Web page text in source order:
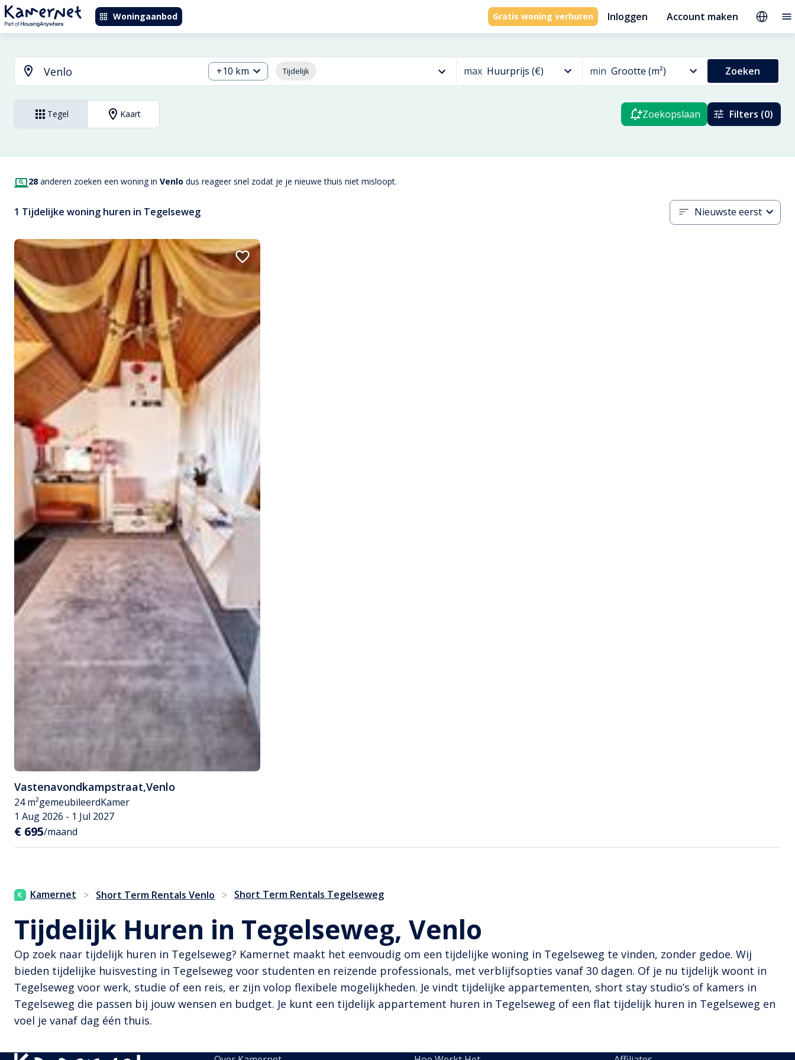
Woningaanbod Gratis woning verhuren Inloggen Account maken
+10 km Tijdelijk max Huurprijs (€) min Grootte (m²) Zoeken
Tegel Kaart Zoekopslaan Filters (0)
28 anderen zoeken een woning in Venlo dus reageer snel zodat je je nieuwe thuis niet misloopt.
1 Tijdelijke woning huren in Tegelseweg Nieuwste eerst
Vastenavondkampstraat,Venlo
24 m²gemeubileerdKamer
1 Aug 2026 - 1 Jul 2027
€ 695/maand
Kamernet > Short Term Rentals Venlo > Short Term Rentals Tegelseweg
Tijdelijk Huren in Tegelseweg, Venlo
Op zoek naar tijdelijk huren in Tegelseweg? Kamernet maakt het eenvoudig om een tijdelijke woning in Tegelseweg te vinden, zonder gedoe. Wij
bieden tijdelijke huisvesting in Tegelseweg voor studenten en reizende professionals, met verblijfsopties vanaf 30 dagen. Of je nu tijdelijk woont in
Tegelseweg voor werk, studie of een reis, er zijn volop flexibele mogelijkheden. Je vindt tijdelijke appartementen, short stay studio’s of kamers in
Tegelseweg die passen bij jouw wensen en budget. Je kunt een tijdelijk appartement huren in Tegelseweg of een flat tijdelijk huren in Tegelseweg en
voel je vanaf dag één thuis.